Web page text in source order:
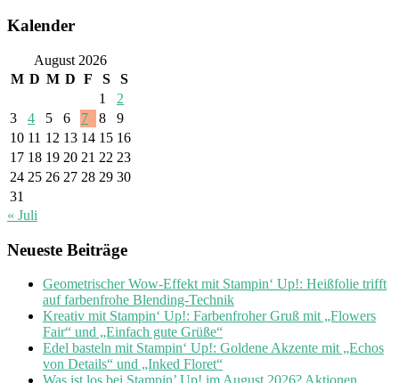
Kalender
August 2026
M D M D F S
S
1
2
3
4 5 6 7 8
9
10 11 12 13 14 15 16
17 18 19 20 21 22 23
24 25 26 27 28 29 30
31
« Juli
Neueste Beiträge
Geometrischer Wow-Effekt mit Stampin‘ Up!: Heißfolie trifft
auf farbenfrohe Blending-Technik
Kreativ mit Stampin‘ Up!: Farbenfroher Gruß mit „Flowers
Fair“ und „Einfach gute Grüße“
Edel basteln mit Stampin‘ Up!: Goldene Akzente mit „Echos
von Details“ und „Inked Floret“